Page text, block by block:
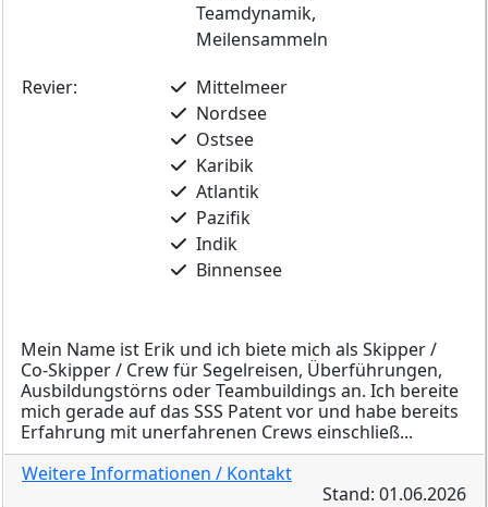
Teamdynamik,
Meilensammeln
Revier:
Mittelmeer
Nordsee
Ostsee
Karibik
Atlantik
Pazifik
Indik
Binnensee
Mein Name ist Erik und ich biete mich als Skipper /
Co-Skipper / Crew für Segelreisen, Überführungen,
Ausbildungstörns oder Teambuildings an. Ich bereite
mich gerade auf das SSS Patent vor und habe bereits
Erfahrung mit unerfahrenen Crews einschließ...
Weitere Informationen / Kontakt
Stand: 01.06.2026